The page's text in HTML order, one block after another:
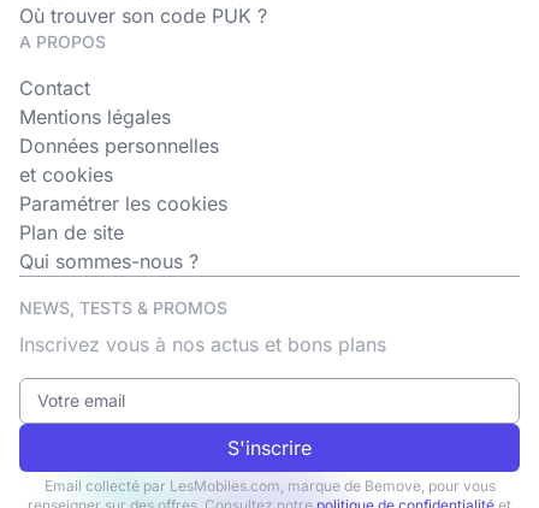
Où trouver son code PUK ?
A PROPOS
Contact
Mentions légales
Données personnelles
et cookies
Paramétrer les cookies
Plan de site
Qui sommes-nous ?
NEWS, TESTS & PROMOS
Inscrivez vous à nos actus et bons plans
S'inscrire
Email collecté par LesMobiles.com, marque de Bemove, pour vous